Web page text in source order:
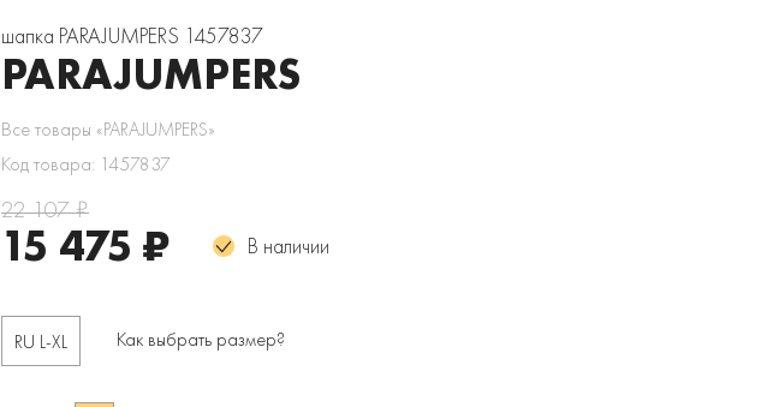
шапка PARAJUMPERS 1457837
PARAJUMPERS
Все товары «PARAJUMPERS»
Код товара: 1457837
22 107 ₽
15 475 ₽ В наличии
RU L-XL Как выбрать размер?